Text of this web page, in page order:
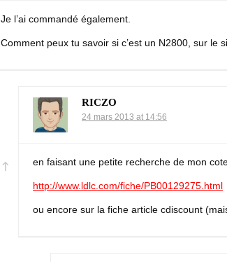
Je l’ai commandé également.
Comment peux tu savoir si c’est un N2800, sur le
RICZO
24 mars 2013 at 14:56
en faisant une petite recherche de mon
http://www.ldlc.com/fiche/PB00129275.html
ou encore sur la fiche article cdiscount